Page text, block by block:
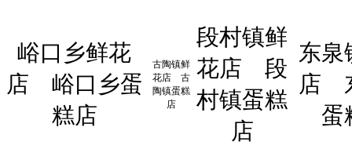
峪口乡鲜花
店
峪口乡蛋
糕店
古陶镇鲜
花店
古
陶镇蛋糕
店
段村镇鲜
花店
段
村镇蛋糕
店
东泉
店
蛋